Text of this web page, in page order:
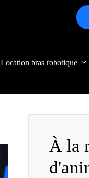
Location bras robotique
À la